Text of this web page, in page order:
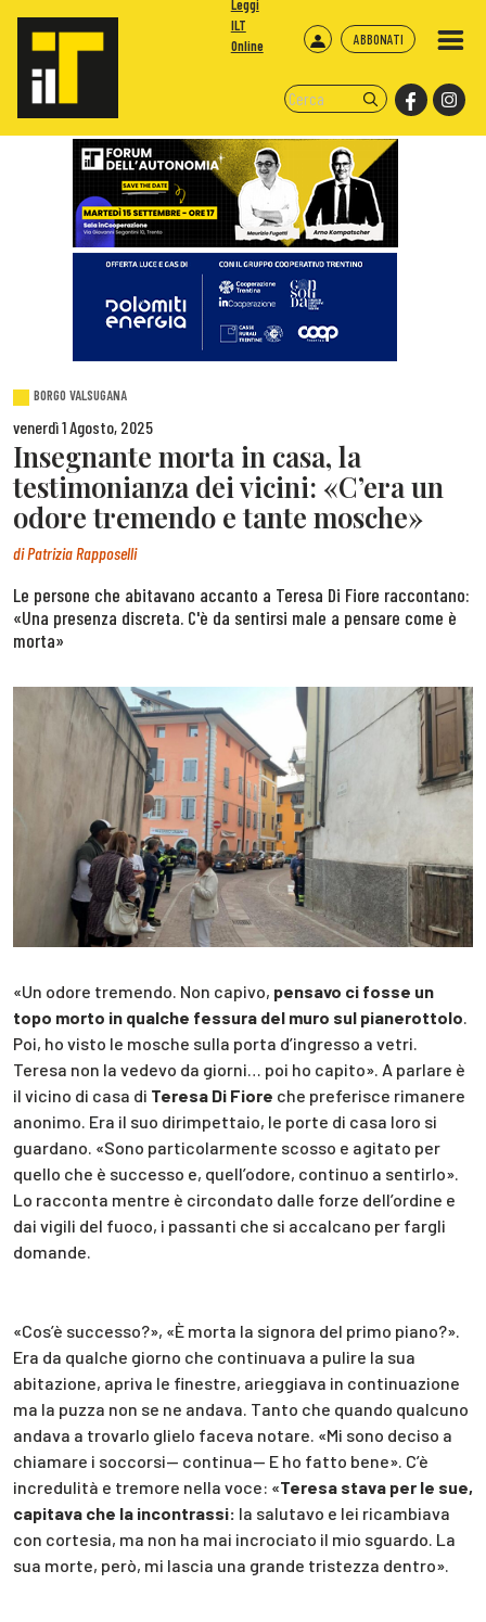
ABBONATI
Leggi
ILT
Online
BORGO VALSUGANA
venerdì 1 Agosto, 2025
Insegnante morta in casa, la
testimonianza dei vicini: «C’era un
odore tremendo e tante mosche»
diPatrizia Rapposelli
Le persone che abitavano accanto a Teresa Di Fiore raccontano:
«Una presenza discreta. C'è da sentirsi male a pensare come è
morta»
«Un odore tremendo. Non capivo, pensavo ci fosse un
topo morto in qualche fessura del muro sul pianerottolo
Poi, ho visto le mosche sulla porta d’ingresso a vetri.
Teresa non la vedevo da giorni… poi ho capito». A parlare è
il vicino di casa di Teresa Di Fiore che preferisce rimanere
anonimo. Era il suo dirimpettaio, le porte di casa loro si
guardano. «Sono particolarmente scosso e agitato per
quello che è successo e, quell’odore, continuo a sentirlo».
Lo racconta mentre è circondato dalle forze dell’ordine e
dai vigili del fuoco, i passanti che si accalcano per fargli
domande.
«Cos’è successo?», «È morta la signora del primo piano?».
Era da qualche giorno che continuava a pulire la sua
abitazione, apriva le finestre, arieggiava in continuazione
ma la puzza non se ne andava. Tanto che quando qualcuno
andava a trovarlo glielo faceva notare. «Mi sono deciso a
chiamare i soccorsi— continua— E ho fatto bene». C’è
incredulità e tremore nella voce: «Teresa stava per le sue,
capitava che la incontrassi: la salutavo e lei ricambiava
con cortesia, ma non ha mai incrociato il mio sguardo. La
sua morte, però, mi lascia una grande tristezza dentro».